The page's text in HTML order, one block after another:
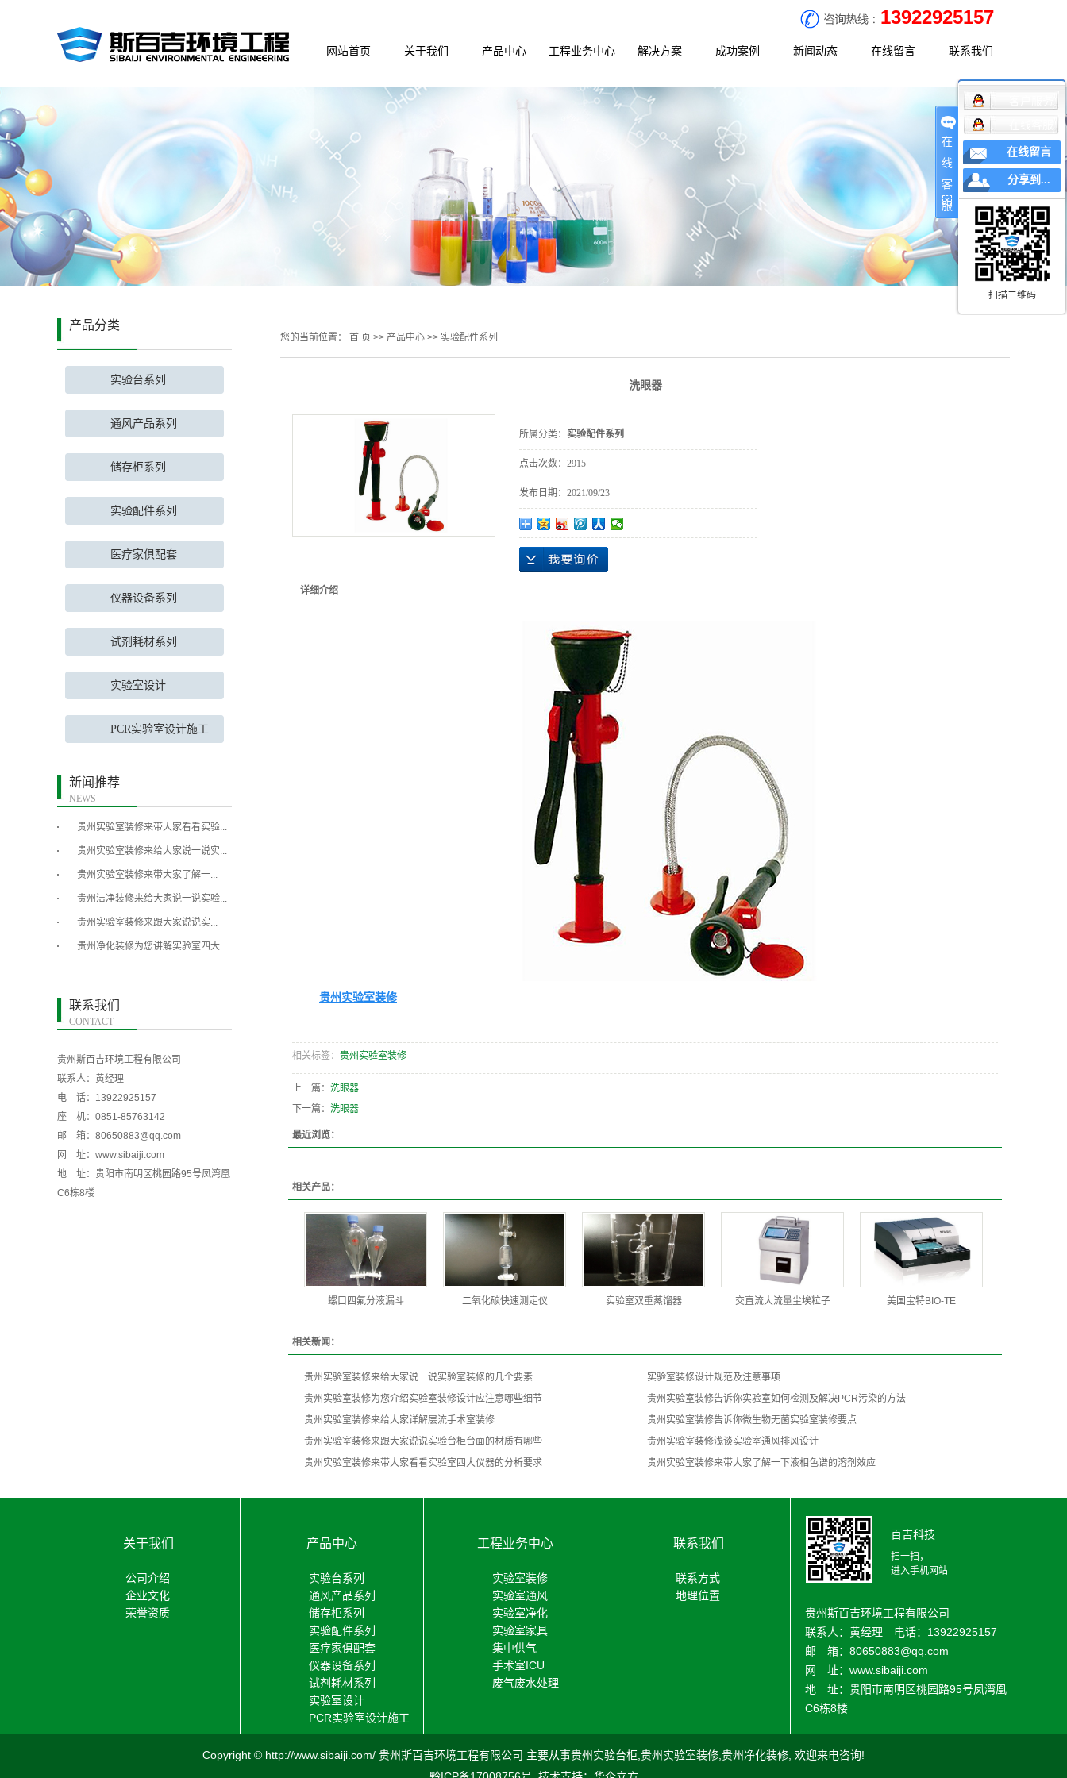
13922925157
网站首页 关于我们
荣誉资质
产品中心
实验台系列
储存柜系列
实验配件系列
医疗家俱配套
仪器设备系列
试剂耗材系列
PCR实验室设计施工
工程业务中心
实验室装修
实验室通风
实验室家具
集中供气
手术室ICU
解决方案
实验室装修解决方案
实验室净化解决方案
实验室通风解决方案
成功案例 新闻动态
行业新闻
常见问题
在线留言 联系我们
联系方式
地理位置
产品分类
实验台系列
通风产品系列
储存柜系列
实验配件系列
医疗家俱配套
仪器设备系列
试剂耗材系列
实验室设计
PCR实验室设计施工
新闻推荐
NEWS
贵州实验室装修来带大家看看实验...
贵州实验室装修来给大家说一说实...
​贵州实验室装修来带大家了解一...
贵州洁净装修来给大家说一说实验...
​贵州实验室装修来跟大家说说实...
贵州净化装修为您讲解实验室四大...
联系我们
CONTACT
贵州斯百吉环境工程有限公司
联系人：黄经理
电 话：13922925157
座 机：0851-85763142
邮 箱：80650883@qq.com
网 址：www.sibaiji.com
地 址：贵阳市南明区桃园路95号凤湾凰
C6栋8楼
您的当前位置： 首 页 >> 产品中心 >> 实验配件系列
洗眼器
所属分类： 实验配件系列
点击次数： 2915
发布日期： 2021/09/23
详细介绍
贵州实验室装修
相关标签： 贵州实验室装修
上一篇： 洗眼器
下一篇： 洗眼器
最近浏览：
相关产品：
螺口四氟分液漏斗 二氧化碳快速测定仪 实验室双重蒸馏器 交直流大流量尘埃粒子 美国宝特BIO-TE
相关新闻：
贵州实验室装修来给大家说一说实验室装修的几个要素
实验室装修设计规范及注意事项
贵州实验室装修为您介绍实验室装修设计应注意哪些细节
贵州实验室装修告诉你实验室如何检测及解决PCR污染的方法
贵州实验室装修来给大家详解层流手术室装修
贵州实验室装修告诉你微生物无菌实验室装修要点
​贵州实验室装修来跟大家说说实验台柜台面的材质有哪些
贵州实验室装修浅谈实验室通风排风设计
贵州实验室装修来带大家看看实验室四大仪器的分析要求
​贵州实验室装修来带大家了解一下液相色谱的溶剂效应
关于我们
公司介绍
企业文化
荣誉资质
产品中心
实验台系列
通风产品系列
储存柜系列
实验配件系列
医疗家俱配套
仪器设备系列
试剂耗材系列
实验室设计
PCR实验室设计施工
工程业务中心
实验室装修
实验室通风
实验室净化
实验室家具
集中供气
手术室ICU
废气废水处理
联系我们
联系方式
地理位置
百吉科技
扫一扫，
进入手机网站
贵州斯百吉环境工程有限公司
联系人：黄经理 电话：13922925157
邮 箱：80650883@qq.com
网 址：www.sibaiji.com
地 址：贵阳市南明区桃园路95号凤湾凰
C6栋8楼
Copyright © http://www.sibaiji.com/ 贵州斯百吉环境工程有限公司 主要从事贵州实验台柜 贵州实验室装修 贵州净化装修 , 欢迎来电咨询!
在
线
客
服
在线留言
分享到...
扫描二维码